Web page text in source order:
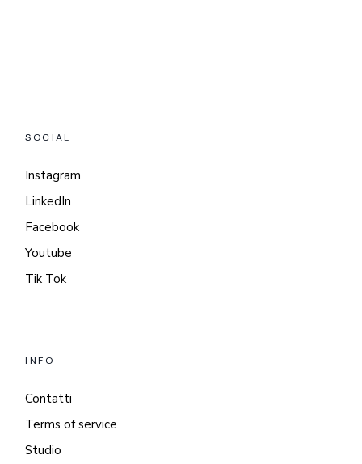
SOCIAL
Instagram
LinkedIn
Facebook
Youtube
Tik Tok
INFO
Contatti
Terms of service
Studio